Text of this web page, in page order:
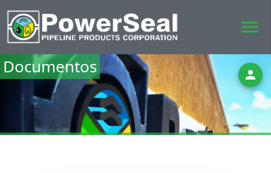
menu
person
Documentos